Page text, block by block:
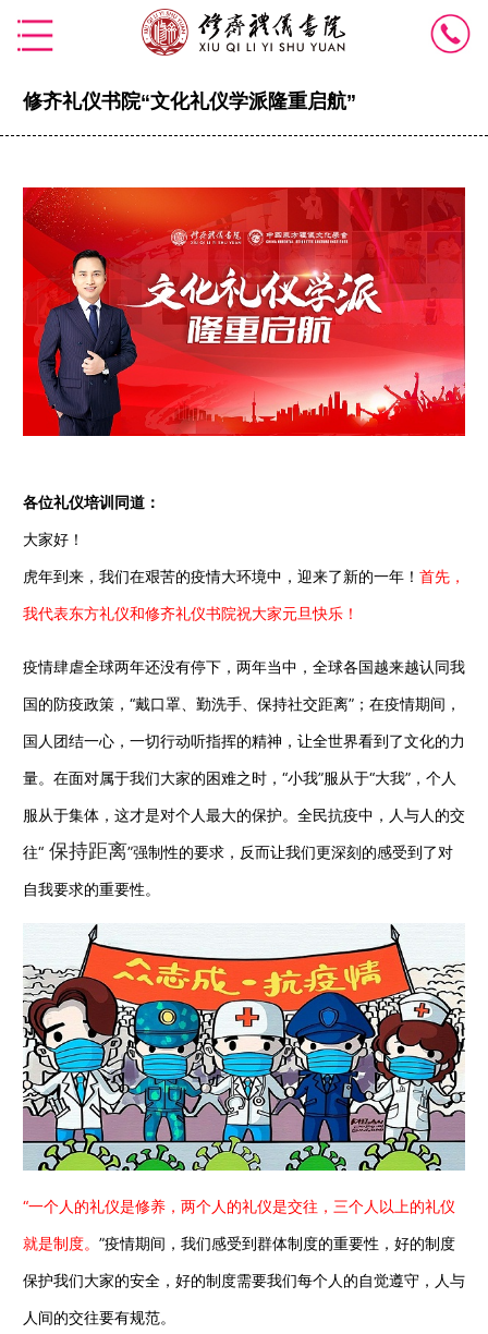
修齐礼仪书院“文化礼仪学派隆重启航”
各位礼仪培训同道：
大家好！
虎年到来，我们在艰苦的疫情大环境中，迎来了新的一年！ 首先，
我代表东方礼仪和修齐礼仪书院祝大家元旦快乐！
疫情肆虐全球两年还没有停下，两年当中，全球各国越来越认同我
国的防疫政策，“戴口罩、勤洗手、保持社交距离”；在疫情期间，
国人团结一心，一切行动听指挥的精神，让全世界看到了文化的力
量。在面对属于我们大家的困难之时，“小我”服从于“大我”，个人
服从于集体，这才是对个人最大的保护。全民抗疫中，人与人的交
往“ 保持距离”强制性的要求，反而让我们更深刻的感受到了对
自我要求的重要性。
“一个人的礼仪是修养，两个人的礼仪是交往，三个人以上的礼仪
就是制度。 ”疫情期间，我们感受到群体制度的重要性，好的制度
保护我们大家的安全，好的制度需要我们每个人的自觉遵守，人与
人间的交往要有规范。